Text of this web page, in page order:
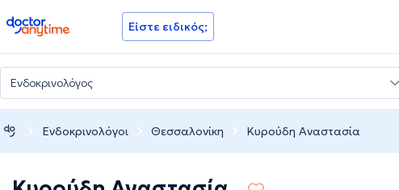
doctoranytime Είστε ειδικός;
Ενδοκρινολόγοι Θεσσαλονίκη Κυρούδη Αναστασία